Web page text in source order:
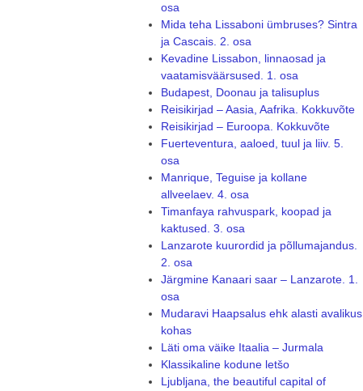
osa
Mida teha Lissaboni ümbruses? Sintra
ja Cascais. 2. osa
Kevadine Lissabon, linnaosad ja
vaatamisväärsused. 1. osa
Budapest, Doonau ja talisuplus
Reisikirjad – Aasia, Aafrika. Kokkuvõte
Reisikirjad – Euroopa. Kokkuvõte
Fuerteventura, aaloed, tuul ja liiv. 5.
osa
Manrique, Teguise ja kollane
allveelaev. 4. osa
Timanfaya rahvuspark, koopad ja
kaktused. 3. osa
Lanzarote kuurordid ja põllumajandus.
2. osa
Järgmine Kanaari saar – Lanzarote. 1.
osa
Mudaravi Haapsalus ehk alasti avalikus
kohas
Läti oma väike Itaalia – Jurmala
Klassikaline kodune letšo
Ljubljana, the beautiful capital of